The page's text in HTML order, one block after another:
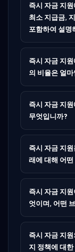
즉시 자금 지
최소 지급금,
포함하여 설명
즉시 자금 지
의 비율은 얼
즉시 자금 지
무엇입니까?
즉시 자금 지
래에 대해 어
즉시 자금 지
엇이며, 어떤
즉시 자금 지
지 정책에 대